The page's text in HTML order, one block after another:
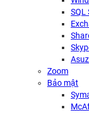
SQL
Zoom
Bảo mật